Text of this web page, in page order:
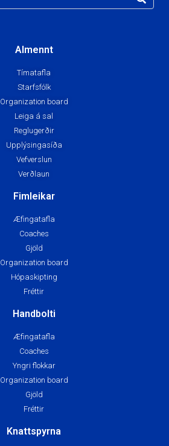
Almennt
Tímatafla
Starfsfólk
Organization board
Leiga á sal
Reglugerðir
Upplýsingasíða
Vefverslun
Verðlaun
Fimleikar
Æfingatafla
Coaches
Gjöld
Organization board
Hópaskipting
Fréttir
Handbolti
Æfingatafla
Coaches
Yngri flokkar
Organization board
Gjöld
Fréttir
Knattspyrna